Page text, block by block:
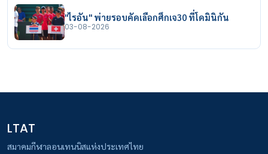
"ไรอัน" พ่ายรอบคัดเลือกศึกเจ30 ที่โดมินิกัน
03-08-2026
LTAT
สมาคมกีฬาลอนเทนนิสแห่งประเทศไทย